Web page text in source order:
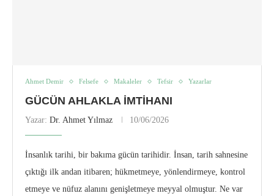
Ahmet Demir Felsefe Makaleler Tefsir Yazarlar
GÜCÜN AHLAKLA İMTIHANI
Yazar: Dr. Ahmet Yılmaz 10/06/2026
İnsanlık tarihi, bir bakıma gücün tarihidir. İnsan, tarih sahnesine
çıktığı ilk andan itibaren; hükmetmeye, yönlendirmeye, kontrol
etmeye ve nüfuz alanını genişletmeye meyyal olmuştur. Ne var